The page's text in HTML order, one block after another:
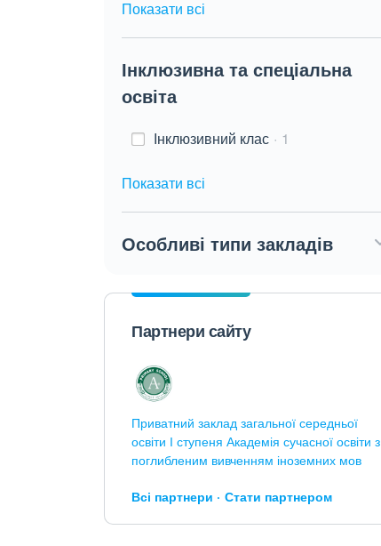
Показати всі
Інклюзивна та спеціальна
освіта
Інклюзивний клас 1
Показати всі
Особливі типи закладів
Партнери сайту
Приватний заклад загальної середньої
освіти І ступеня Академія сучасної освіти з
поглибленим вивченням іноземних мов
Всі партнери Стати партнером